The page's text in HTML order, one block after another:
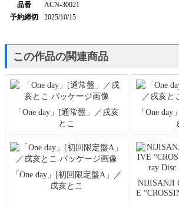
品番
ACN-30021
予約締切
2025/10/15
この作品の関連商品
「One day」[通常盤」／戌亥
とこ
「One
「One day」[初回限定盤A」／
戌亥とこ
NIJISANJI
E